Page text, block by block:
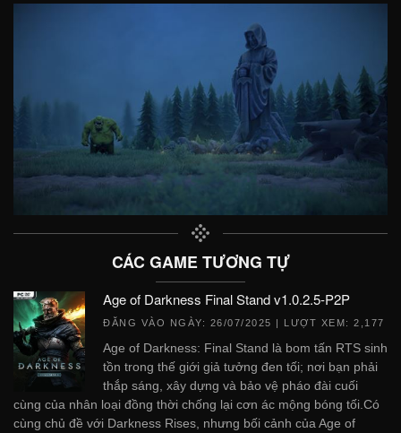
CÁC GAME TƯƠNG TỰ
Age of Darkness Final Stand v1.0.2.5-P2P
ĐĂNG VÀO NGÀY: 26/07/2025 | LƯỢT XEM: 2,177
Age of Darkness: Final Stand là bom tấn RTS sinh
tồn trong thế giới giả tưởng đen tối; nơi bạn phải
thắp sáng, xây dựng và bảo vệ pháo đài cuối
cùng của nhân loại đồng thời chống lại cơn ác mộng bóng tối.Có
cùng chủ đề với Darkness Rises, nhưng bối cảnh của Age of